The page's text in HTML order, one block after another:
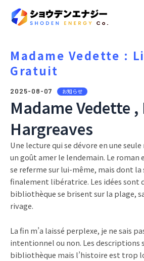
Madame Vedette :
Gratuit
2025-08-07 お知らせ
Madame Vedette ,
Hargreaves
Une lecture qui se dévore en une
un goût amer le lendemain. Le roman
se referme sur lui-même, mais dont
finalement libératrice. Les idées sont
bibliothèque se brisent sur la plage,
rivage.
La fin m’a laissé perplexe, je ne sais
intentionnel ou non. Les descriptions
bibliothèque mais l’histoire est trop